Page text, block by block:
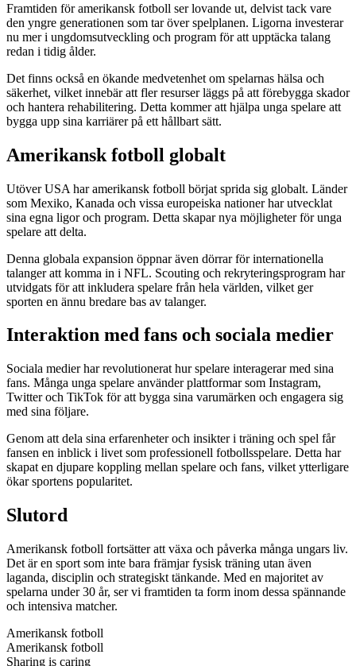
Framtiden för amerikansk fotboll ser lovande ut, delvist tack vare
den yngre generationen som tar över spelplanen. Ligorna investerar
nu mer i ungdomsutveckling och program för att upptäcka talang
redan i tidig ålder.
Det finns också en ökande medvetenhet om spelarnas hälsa och
säkerhet, vilket innebär att fler resurser läggs på att förebygga skador
och hantera rehabilitering. Detta kommer att hjälpa unga spelare att
bygga upp sina karriärer på ett hållbart sätt.
Amerikansk fotboll globalt
Utöver USA har amerikansk fotboll börjat sprida sig globalt. Länder
som Mexiko, Kanada och vissa europeiska nationer har utvecklat
sina egna ligor och program. Detta skapar nya möjligheter för unga
spelare att delta.
Denna globala expansion öppnar även dörrar för internationella
talanger att komma in i NFL. Scouting och rekryteringsprogram har
utvidgats för att inkludera spelare från hela världen, vilket ger
sporten en ännu bredare bas av talanger.
Interaktion med fans och sociala medier
Sociala medier har revolutionerat hur spelare interagerar med sina
fans. Många unga spelare använder plattformar som Instagram,
Twitter och TikTok för att bygga sina varumärken och engagera sig
med sina följare.
Genom att dela sina erfarenheter och insikter i träning och spel får
fansen en inblick i livet som professionell fotbollsspelare. Detta har
skapat en djupare koppling mellan spelare och fans, vilket ytterligare
ökar sportens popularitet.
Slutord
Amerikansk fotboll fortsätter att växa och påverka många ungars liv.
Det är en sport som inte bara främjar fysisk träning utan även
laganda, disciplin och strategiskt tänkande. Med en majoritet av
spelarna under 30 år, ser vi framtiden ta form inom dessa spännande
och intensiva matcher.
Amerikansk fotboll
Amerikansk fotboll
Sharing is caring